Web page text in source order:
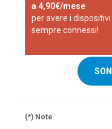
a 4,90€/mese
per avere i
sempre connessi!
(*) Note